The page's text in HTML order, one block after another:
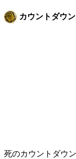
カウントダウ
死のカウントダウ